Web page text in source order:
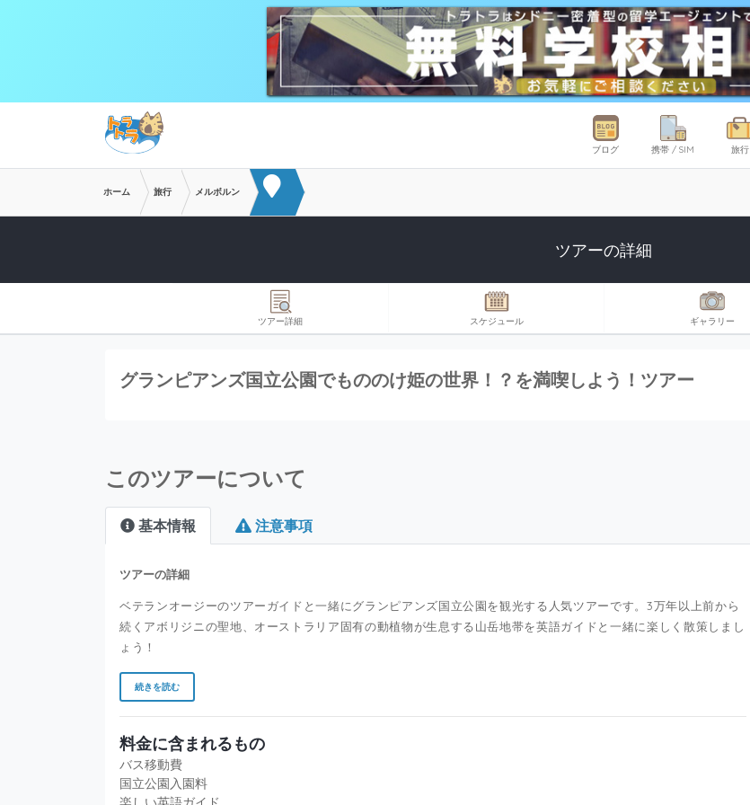
ブログ 携帯 / SIM 旅行
ホーム 旅行 メルボルン
ツアーの詳細
ツアー詳細 スケジュール ギャラリー
グランピアンズ国立公園でもののけ姫の世界！？を満喫しよう！ツアー
このツアーについて
基本情報 注意事項
ツアーの詳細
ベテランオージーのツアーガイドと一緒にグランピアンズ国立公園を観光する人気ツアーです。3万年以上前から
続くアボリジニの聖地、オーストラリア固有の動植物が生息する山岳地帯を英語ガイドと一緒に楽しく散策しまし
ょう！
続きを読む
料金に含まれるもの
バス移動費
国立公園入園料